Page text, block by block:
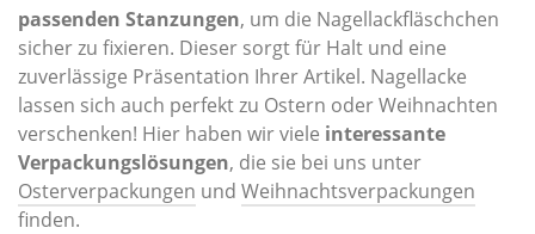
passenden Stanzungen, um die Nagellackfläschchen
sicher zu fixieren. Dieser sorgt für Halt und eine
zuverlässige Präsentation Ihrer Artikel. Nagellacke
lassen sich auch perfekt zu Ostern oder Weihnachten
verschenken! Hier haben wir viele interessante
Verpackungslösungen, die sie bei uns unter
Osterverpackungen und Weihnachtsverpackungen
finden.